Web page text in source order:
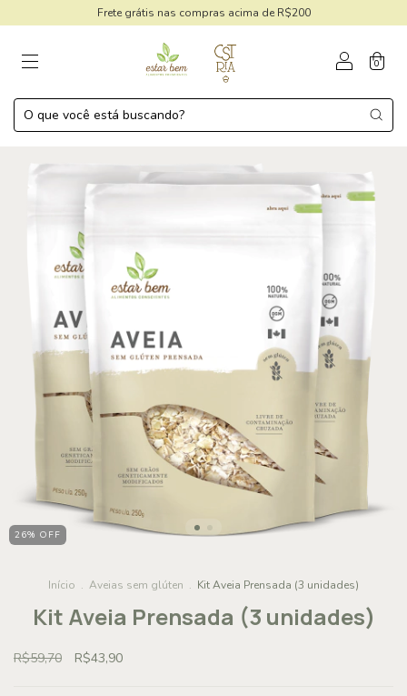
Frete grátis nas compras acima de R$200
0
26% OFF
Início . Aveias sem glúten . Kit Aveia Prensada (3 unidades)
Kit Aveia Prensada (3 unidades)
R$59,70 R$43,90